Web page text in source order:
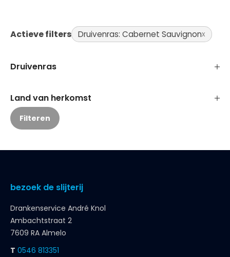
Actieve filters Druivenras: Cabernet Sauvignon
Druivenras
Land van herkomst
Filteren
bezoek de slijterij
Drankenservice André Knol
Ambachtstraat 2
7609 RA Almelo
T 0546 813351